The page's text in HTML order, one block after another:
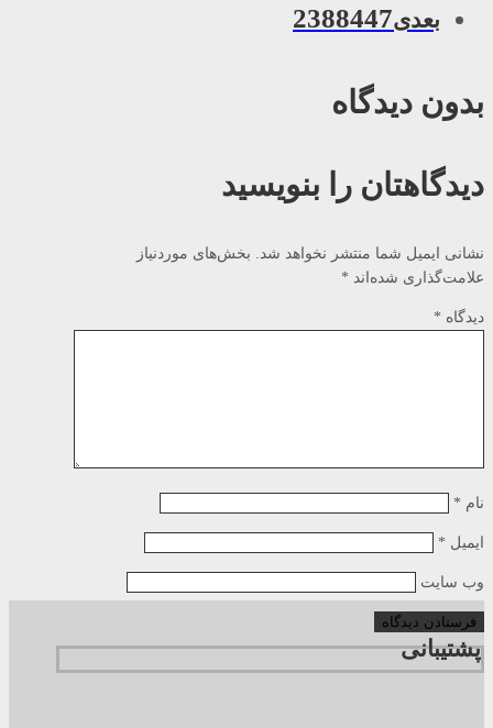
بعدی2388447
بدون دیدگاه
دیدگاهتان را بنویسید
نشانی ایمیل شما منتشر نخواهد شد. بخش‌های موردنیاز
علامت‌گذاری شده‌اند *
دیدگاه *
نام *
ایمیل *
وب‌ سایت
پشتیبانی